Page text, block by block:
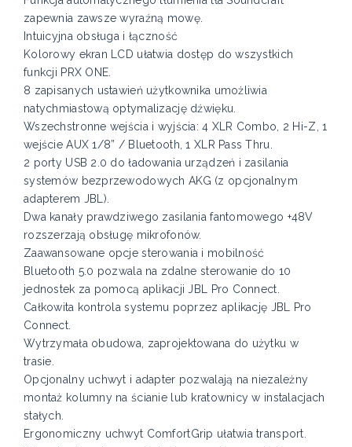
zapewnia zawsze wyraźną mowę.
Intuicyjna obsługa i łączność
Kolorowy ekran LCD ułatwia dostęp do wszystkich
funkcji PRX ONE.
8 zapisanych ustawień użytkownika umożliwia
natychmiastową optymalizację dźwięku.
Wszechstronne wejścia i wyjścia: 4 XLR Combo, 2 Hi-Z, 1
wejście AUX 1/8” / Bluetooth, 1 XLR Pass Thru.
2 porty USB 2.0 do ładowania urządzeń i zasilania
systemów bezprzewodowych AKG (z opcjonalnym
adapterem JBL).
Dwa kanały prawdziwego zasilania fantomowego +48V
rozszerzają obsługę mikrofonów.
Zaawansowane opcje sterowania i mobilność
Bluetooth 5.0 pozwala na zdalne sterowanie do 10
jednostek za pomocą aplikacji JBL Pro Connect.
Całkowita kontrola systemu poprzez aplikację JBL Pro
Connect.
Wytrzymała obudowa, zaprojektowana do użytku w
trasie.
Opcjonalny uchwyt i adapter pozwalają na niezależny
montaż kolumny na ścianie lub kratownicy w instalacjach
stałych.
Ergonomiczny uchwyt ComfortGrip ułatwia transport.